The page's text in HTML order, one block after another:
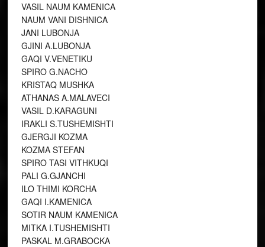
VASIL NAUM KAMENICA
NAUM VANI DISHNICA
JANI LUBONJA
GJINI A.LUBONJA
GAQI V.VENETIKU
SPIRO G.NACHO
KRISTAQ MUSHKA
ATHANAS A.MALAVECI
VASIL D.KARAGUNI
IRAKLI S.TUSHEMISHTI
GJERGJI KOZMA
KOZMA STEFAN
SPIRO TASI VITHKUQI
PALI G.GJANCHI
ILO THIMI KORCHA
GAQI I.KAMENICA
SOTIR NAUM KAMENICA
MITKA I.TUSHEMISHTI
PASKAL M.GRABOCKA